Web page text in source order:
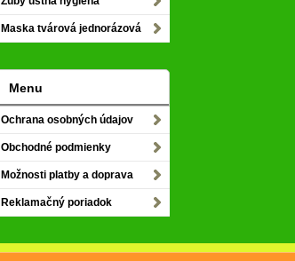
Maska tvárová jednorázová
Menu
Ochrana osobných údajov
Obchodné podmienky
Možnosti platby a doprava
Reklamačný poriadok